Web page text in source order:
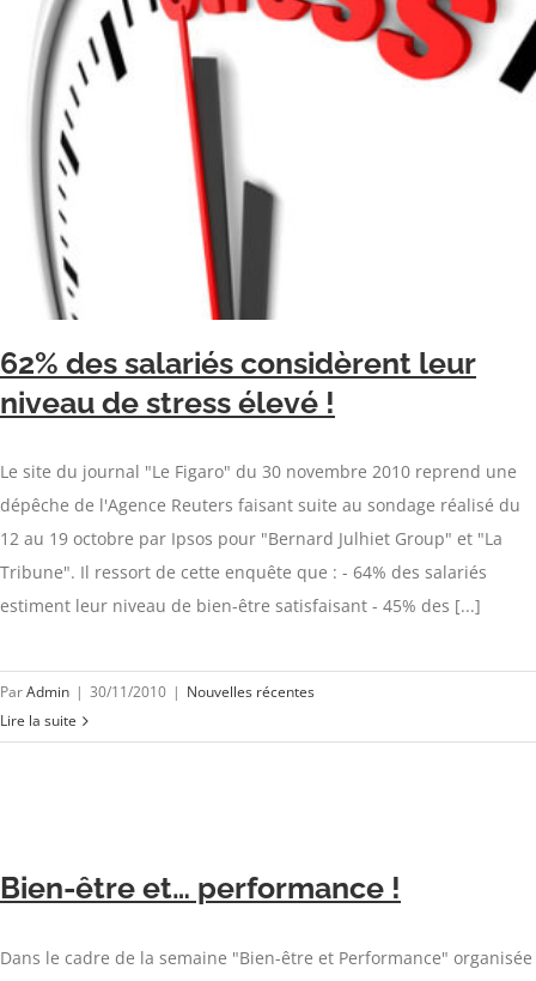
62% des salariés considèrent leur
niveau de stress élevé !
Le site du journal "Le Figaro" du 30 novembre 2010 reprend une
dépêche de l'Agence Reuters faisant suite au sondage réalisé du
12 au 19 octobre par Ipsos pour "Bernard Julhiet Group" et "La
Tribune". Il ressort de cette enquête que : - 64% des salariés
estiment leur niveau de bien-être satisfaisant - 45% des [...]
ParAdmin | 30/11/2010 | Nouvelles récentes
Lire la suite
Bien-être et… performance !
Dans le cadre de la semaine "Bien-être et Performance" organisée